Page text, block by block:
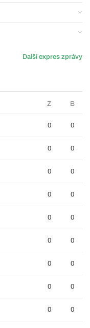
Další expres zprávy
Z B
0 0
0 0
0 0
0 0
0 0
0 0
0 0
0 0
0 0